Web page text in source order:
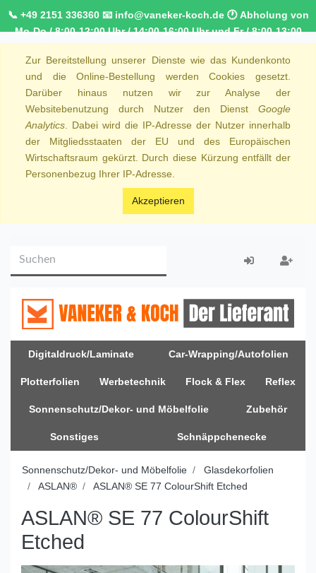
📞 +49 2151 336360 📧 info@vaneker-koch.de 🕐 Abholung von
Mo-Do / 8:00-12:00 Uhr / 14:00-16:00 Uhr und Fr / 8:00-13:00
NRW 🚛 Kostenfreie Lieferung ab 250€ Bestellwert
Zur Bereitstellung unserer Dienste wie das Kundenkonto
und die Online-Bestellung werden Cookies gesetzt.
Darüber hinaus nutzen wir zur Analyse der
Websitebenutzung durch Nutzer den Dienst Google
Analytics . Dabei wird die IP-Adresse der Nutzer innerhalb
der Mitgliedsstaaten der EU und des Europäischen
Wirtschaftsraum gekürzt. Durch diese Kürzung entfällt der
Personenbezug Ihrer IP-Adresse.
Akzeptieren
Digitaldruck/Laminate Car-Wrapping/Autofolien
Plotterfolien Werbetechnik Flock & Flex Reflex
Sonnenschutz/Dekor- und Möbelfolie Zubehör
Sonstiges Schnäppchenecke
Sonnenschutz/Dekor- und Möbelfolie
Glasdekorfolien
ASLAN®
ASLAN® SE 77 ColourShift Etched
ASLAN® SE 77 ColourShift
Etched